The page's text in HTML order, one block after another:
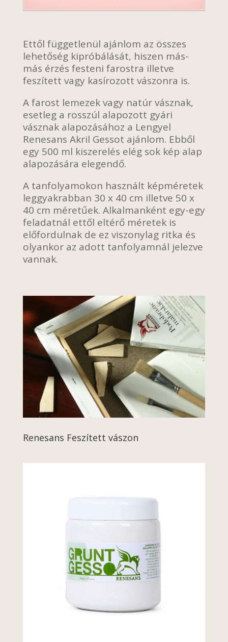
Ettől függetlenül ajánlom az összes
lehetőség kipróbálását, hiszen más-
más érzés festeni farostra illetve
feszített vagy kasírozott vászonra is.
A farost lemezek vagy natúr vásznak,
esetleg a rosszúl alapozott gyári
vásznak alapozásához a Lengyel
Renesans Akril Gessot ajánlom. Ebből
egy 500 ml kiszerelés elég sok kép alap
alapozására elegendő.
A tanfolyamokon használt képméretek
leggyakrabban 30 x 40 cm illetve 50 x
40 cm méretűek. Alkalmanként egy-egy
feladatnál ettől eltérő méretek is
előfordulnak de ez viszonylag ritka és
olyankor az adott tanfolyamnál jelezve
vannak.
Renesans Feszített vászon